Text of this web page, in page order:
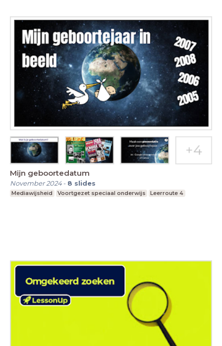
Mijn geboortedatum
November 2024- 8 slides
Mediawijsheid Voortgezet speciaal onderwijs Leerroute 4